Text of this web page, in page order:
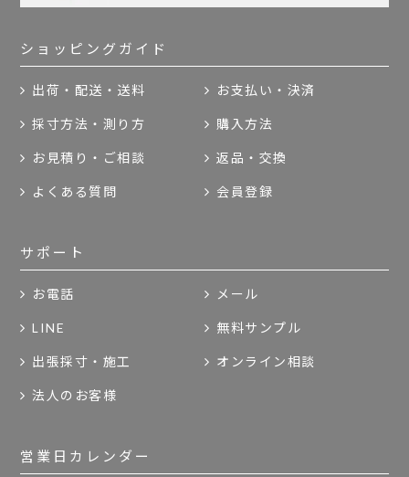
ショッピングガイド
出荷・配送・送料 お支払い・決済
採寸方法・測り方 購入方法
お見積り・ご相談 返品・交換
よくある質問 会員登録
サポート
お電話 メール
LINE 無料サンプル
出張採寸・施工 オンライン相談
法人のお客様
営業日カレンダー